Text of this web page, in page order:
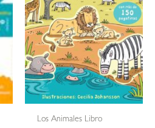
Los Animales Libro